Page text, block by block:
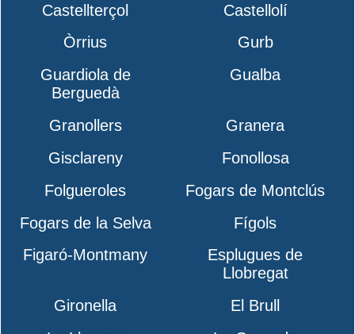
Castellterçol
Castellolí
Òrrius
Gurb
Guardiola de
Berguedà
Gualba
Granollers
Granera
Gisclareny
Fonollosa
Folgueroles
Fogars de Montclús
Fogars de la Selva
Fígols
Figaró-Montmany
Esplugues de
Llobregat
Gironella
El Brull